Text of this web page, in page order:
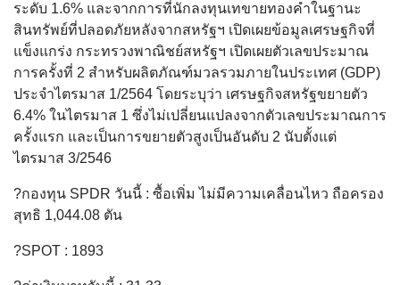
ระดับ 1.6% และจากการที่นักลงทุนเทขายทองคำในฐานะ
สินทรัพย์ที่ปลอดภัยหลังจากสหรัฐฯ เปิดเผยข้อมูลเศรษฐกิจที่
แข็งแกร่ง กระทรวงพาณิชย์สหรัฐฯ เปิดเผยตัวเลขประมาณ
การครั้งที่ 2 สำหรับผลิตภัณฑ์มวลรวมภายในประเทศ (GDP)
ประจำไตรมาส 1/2564 โดยระบุว่า เศรษฐกิจสหรัฐขยายตัว
6.4% ในไตรมาส 1 ซึ่งไม่เปลี่ยนแปลงจากตัวเลขประมาณการ
ครั้งแรก และเป็นการขยายตัวสูงเป็นอันดับ 2 นับตั้งแต่
ไตรมาส 3/2546
?กองทุน SPDR วันนี้ : ซื้อเพิ่ม ไม่มีความเคลื่อนไหว ถือครอง
สุทธิ 1,044.08 ตัน
?SPOT : 1893